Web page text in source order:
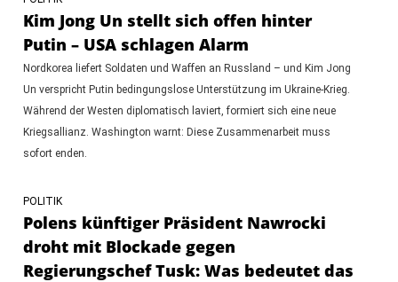
Kim Jong Un stellt sich offen hinter
Putin – USA schlagen Alarm
Nordkorea liefert Soldaten und Waffen an Russland – und Kim Jong
Un verspricht Putin bedingungslose Unterstützung im Ukraine-Krieg.
Während der Westen diplomatisch laviert, formiert sich eine neue
Kriegsallianz. Washington warnt: Diese Zusammenarbeit muss
sofort enden.
POLITIK
Polens künftiger Präsident Nawrocki
droht mit Blockade gegen
Regierungschef Tusk: Was bedeutet das